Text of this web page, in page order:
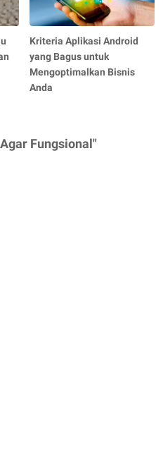
Kriteria Aplikasi Android
yang Bagus untuk
Mengoptimalkan Bisnis
Anda
Fungsional"